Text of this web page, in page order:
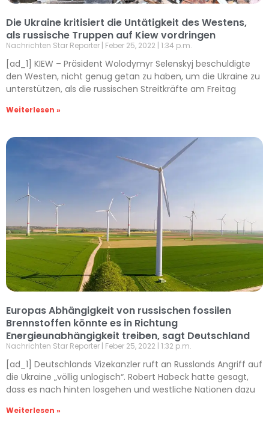
Die Ukraine kritisiert die Untätigkeit des Westens,
als russische Truppen auf Kiew vordringen
Nachrichten Star Reporter Feber 25, 2022 1:34 p.m.
[ad_1] KIEW – Präsident Wolodymyr Selenskyj beschuldigte
den Westen, nicht genug getan zu haben, um die Ukraine zu
unterstützen, als die russischen Streitkräfte am Freitag
Weiterlesen »
Europas Abhängigkeit von russischen fossilen
Brennstoffen könnte es in Richtung
Energieunabhängigkeit treiben, sagt Deutschland
Nachrichten Star Reporter Feber 25, 2022 1:32 p.m.
[ad_1] Deutschlands Vizekanzler ruft an Russlands Angriff auf
die Ukraine „völlig unlogisch“. Robert Habeck hatte gesagt,
dass es nach hinten losgehen und westliche Nationen dazu
Weiterlesen »